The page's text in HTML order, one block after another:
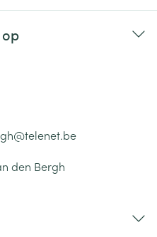
telenet.be
den Bergh